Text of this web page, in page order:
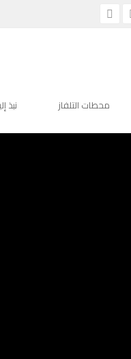
محطات التلفاز نبذ تعليقات